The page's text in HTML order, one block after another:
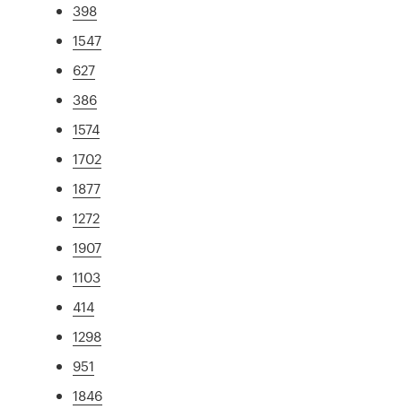
398
1547
627
386
1574
1702
1877
1272
1907
1103
414
1298
951
1846